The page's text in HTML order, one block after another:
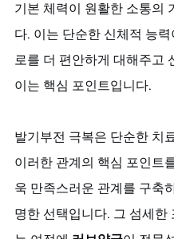
기본 체력이 원활한 소통의
다. 이는 단순한 신체적 능력
로를 더 편안하게 대해주고
이는 핵심 포인트입니다.
발기부전 극복은 단순한 치
이러한 관계의 핵심 포인트
욱 만족스러운 관계를 구축
명한 선택입니다. 그 섬세한